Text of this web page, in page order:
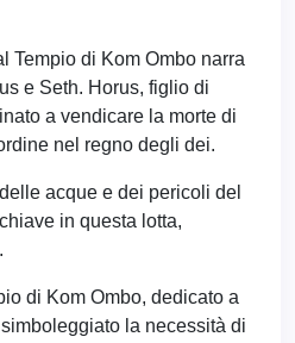
Tempio di Kom Ombo narra
e Seth. Horus, figlio di
a vendicare la morte di
nel regno degli dei.
acque e dei pericoli del
in questa lotta,
di Kom Ombo, dedicato a
la necessità di